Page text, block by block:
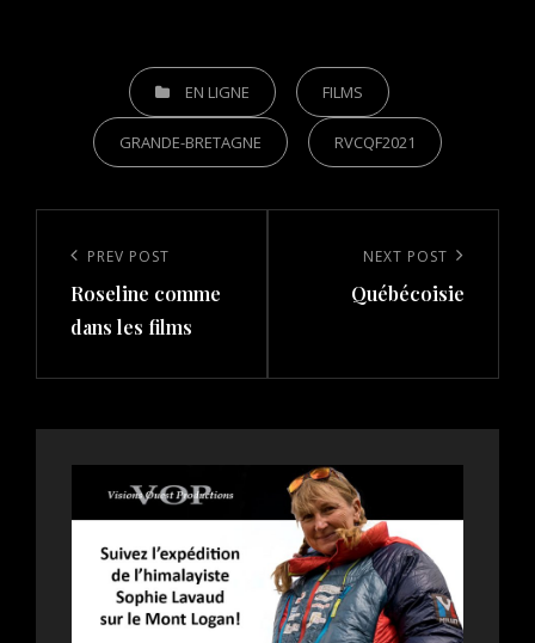
CATEGORIESEN LIGNE FILMS
GRANDE-BRETAGNE RVCQF2021
navigation
Previous
Post
PREV POST
Roseline comme
dans les films
NEXT POST
Québécoisie